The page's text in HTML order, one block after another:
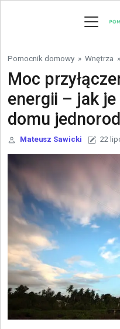
Pomocnik domowy » Wnętrza »
Moc
energii – jak
domu
Mateusz Sawicki 22